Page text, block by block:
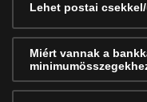
Lehet postai
Miért vannak a